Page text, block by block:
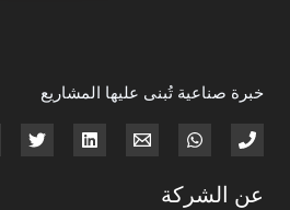
خبرة صناعية تُبنى عليها المشاريع
عن الشركة